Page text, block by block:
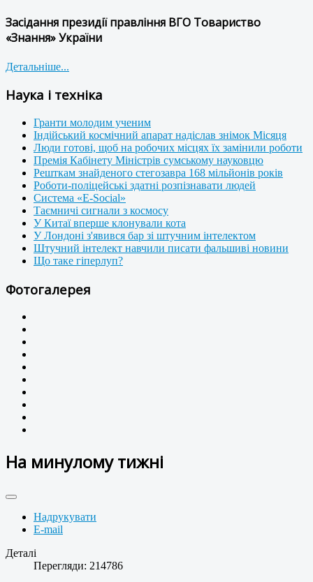
Засідання президії правління ВГО Товариство
«Знання» України
Детальніше...
Наука і техніка
Гранти молодим ученим
Індійський космічний апарат надіслав знімок Місяця
Люди готові, щоб на робочих місцях їх замінили роботи
Премія Кабінету Міністрів сумському науковцю
Решткам знайденого стегозавра 168 мільйонів років
Роботи-поліцейські здатні розпізнавати людей
Система «E-Social»
Таємничі сигнали з космосу
У Китаї вперше клонували кота
У Лондоні з'явився бар зі штучним інтелектом
Штучний інтелект навчили писати фальшиві новини
Що таке гіперлуп?
Фотогалерея
На минулому тижні
Надрукувати
E-mail
Деталі
Перегляди: 214786